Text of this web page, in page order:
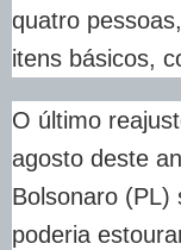
quatro
itens básicos,
O último
agosto deste
Bolsonaro (PL)
poderia